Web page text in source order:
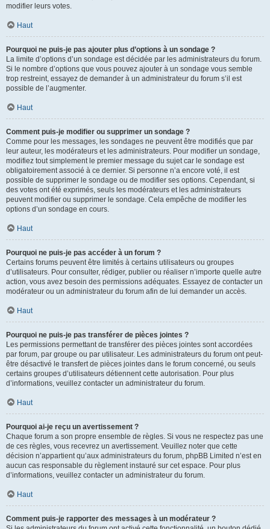
modifier leurs votes.
Haut
Pourquoi ne puis-je pas ajouter plus d’options à un sondage ?
La limite d’options d’un sondage est décidée par les administrateurs du forum.
Si le nombre d’options que vous pouvez ajouter à un sondage vous semble
trop restreint, essayez de demander à un administrateur du forum s’il est
possible de l’augmenter.
Haut
Comment puis-je modifier ou supprimer un sondage ?
Comme pour les messages, les sondages ne peuvent être modifiés que par
leur auteur, les modérateurs et les administrateurs. Pour modifier un sondage,
modifiez tout simplement le premier message du sujet car le sondage est
obligatoirement associé à ce dernier. Si personne n’a encore voté, il est
possible de supprimer le sondage ou de modifier ses options. Cependant, si
des votes ont été exprimés, seuls les modérateurs et les administrateurs
peuvent modifier ou supprimer le sondage. Cela empêche de modifier les
options d’un sondage en cours.
Haut
Pourquoi ne puis-je pas accéder à un forum ?
Certains forums peuvent être limités à certains utilisateurs ou groupes
d’utilisateurs. Pour consulter, rédiger, publier ou réaliser n’importe quelle autre
action, vous avez besoin des permissions adéquates. Essayez de contacter un
modérateur ou un administrateur du forum afin de lui demander un accès.
Haut
Pourquoi ne puis-je pas transférer de pièces jointes ?
Les permissions permettant de transférer des pièces jointes sont accordées
par forum, par groupe ou par utilisateur. Les administrateurs du forum ont peut-
être désactivé le transfert de pièces jointes dans le forum concerné, ou seuls
certains groupes d’utilisateurs détiennent cette autorisation. Pour plus
d’informations, veuillez contacter un administrateur du forum.
Haut
Pourquoi ai-je reçu un avertissement ?
Chaque forum a son propre ensemble de règles. Si vous ne respectez pas une
de ces règles, vous recevrez un avertissement. Veuillez noter que cette
décision n’appartient qu’aux administrateurs du forum, phpBB Limited n’est en
aucun cas responsable du règlement instauré sur cet espace. Pour plus
d’informations, veuillez contacter un administrateur du forum.
Haut
Comment puis-je rapporter des messages à un modérateur ?